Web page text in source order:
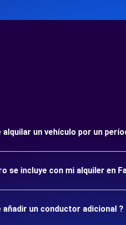
alquilar un vehículo por un
se incluye con mi alquiler en
añadir un conductor adicional ?